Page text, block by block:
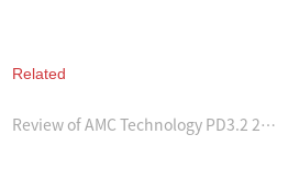
Related
Review of AMC Technology PD3.2 240W GaN Charger